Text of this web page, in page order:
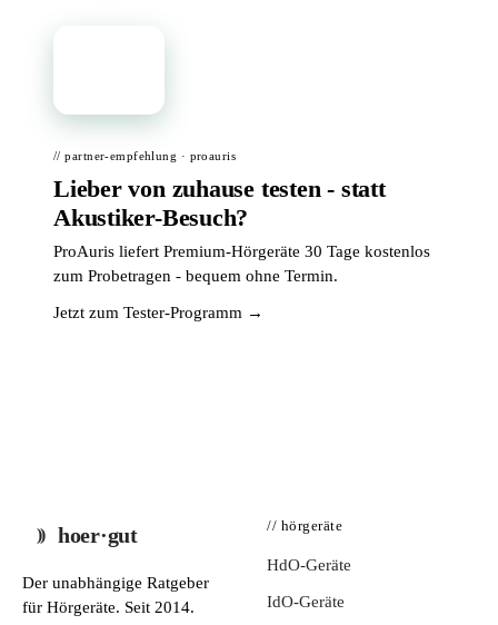
// partner-empfehlung · proauris
Lieber von zuhause testen - statt
Akustiker-Besuch?
ProAuris liefert Premium-Hörgeräte 30 Tage kostenlos
zum Probetragen - bequem ohne Termin.
Jetzt zum Tester-Programm →
hoer·gut
Der unabhängige Ratgeber
für Hörgeräte. Seit 2014.
// hörgeräte
HdO-Geräte
IdO-Geräte